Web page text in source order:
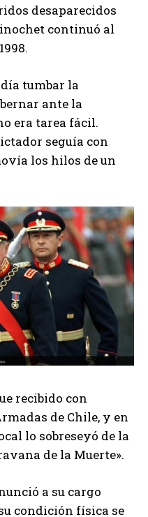
desaparecidos
continuó al
tumbar la
ante la
era tarea fácil.
seguía con
los hilos de un
recibido con
de Chile, y en
lo sobreseyó de la
de la Muerte».
a su cargo
condición física se